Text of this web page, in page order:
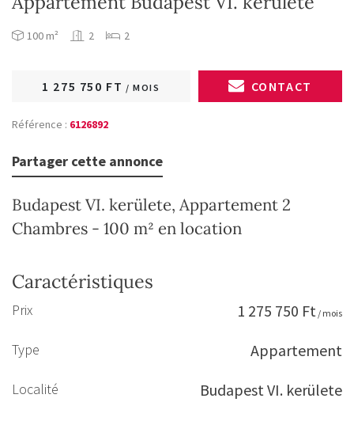
100 m² 2 2
1 275 750 FT / MOIS CONTACT
Référence : 6126892
Partager cette annonce
Budapest VI. kerülete, Appartement 2
Chambres - 100 m² en location
Caractéristiques
Prix 1 275 750 Ft / mois
Type Appartement
Localité Budapest VI. kerülete